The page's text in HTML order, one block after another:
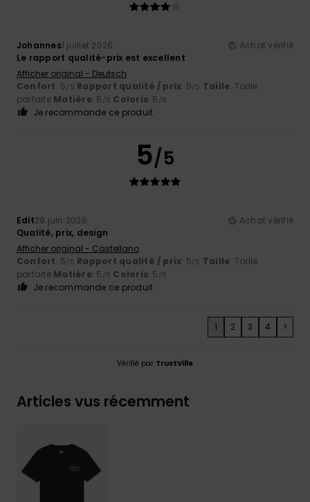
Johannes1 juillet 2026
Achat vérifié
Le rapport qualité-prix est excellent
Afficher original - Deutsch
Confort: 5/5 Rapport qualité / prix: 5/5 Taille: Taille
parfaite Matière: 5 /5 Coloris: 5 /5
Je recommande ce produit
5/5
Edit29 juin 2026
Achat vérifié
Qualité, prix, design
Afficher original - Castellano
Confort: 5/5 Rapport qualité / prix: 5/5 Taille: Taille
parfaite Matière: 5 /5 Coloris: 5 /5
Je recommande ce produit
1 2 3 4 >
Vérifié par TrustVille
Articles vus récemment